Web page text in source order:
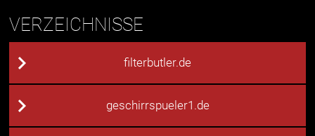
VERZEICHNISSE
filterbutler.de
geschirrspueler1.de